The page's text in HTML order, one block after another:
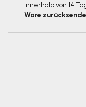
innerhalb von 14
Ware